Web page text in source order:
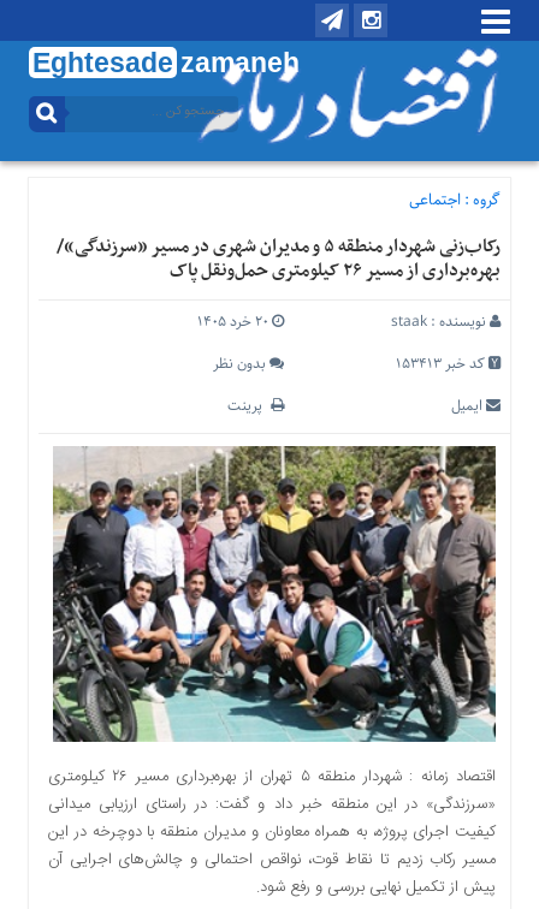
Eghtesade zamaneh
منوی
تماس
درباره
منوی
خانه
اقتصادی
اجتماعی
بین
الملل
اقتصادی
اجتماعی
فرهنگ
بورس
بانک
صنعت
گروه :اجتماعی
رکاب‌زنی شهردار منطقه ۵ و مدیران شهری در مسیر «سرزندگی»/
بهره‌برداری از مسیر ۲۶ کیلومتری حمل‌ونقل پاک
نویسنده :staak
کد خبر 153413
بدون نظر
ایمیل
پرینت
اقتصاد زمانه : شهردار منطقه ۵ تهران از بهره‌برداری مسیر ۲۶ کیلومتری
«سرزندگی» در این منطقه خبر داد و گفت: در راستای ارزیابی میدانی
کیفیت اجرای پروژه، به همراه معاونان و مدیران منطقه با دوچرخه در این
مسیر رکاب زدیم تا نقاط قوت، نواقص احتمالی و چالش‌های اجرایی آن
پیش از تکمیل نهایی بررسی و رفع شود.